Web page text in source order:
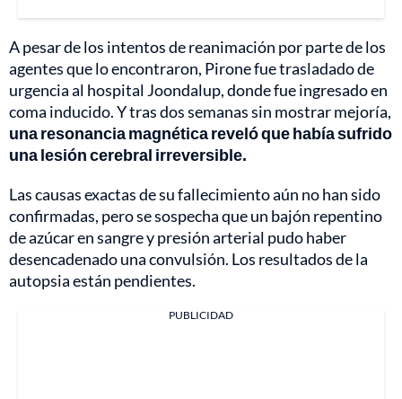
A pesar de los intentos de reanimación por parte de los
agentes que lo encontraron, Pirone fue trasladado de
urgencia al hospital Joondalup, donde fue ingresado en
coma inducido. Y tras dos semanas sin mostrar mejoría,
una resonancia magnética reveló que había sufrido
una lesión cerebral irreversible.
Las causas exactas de su fallecimiento aún no han sido
confirmadas, pero se sospecha que un bajón repentino
de azúcar en sangre y presión arterial pudo haber
desencadenado una convulsión. Los resultados de la
autopsia están pendientes.
PUBLICIDAD